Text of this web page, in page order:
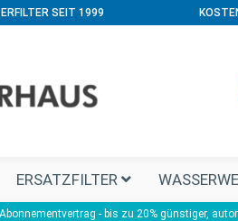
SEIT 1999
ERSATZFILTER
- bis zu 20% günstiger,